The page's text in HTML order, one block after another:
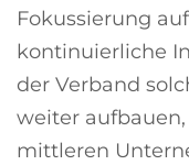
Fokussierung
kontinuierliche
der Verband
weiter
mittleren